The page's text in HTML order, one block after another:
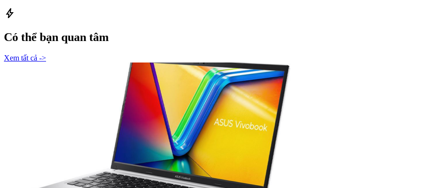
bolt
Có thể bạn quan tâm
Xem tất cả ->